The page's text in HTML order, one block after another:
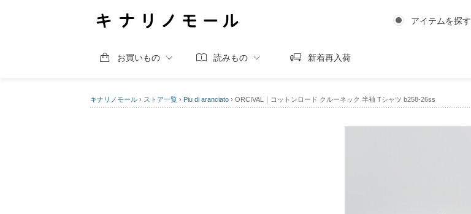
アイテムを探す
お買いもの 読みもの 新着再入荷
キナリノモール › ストア一覧 › Piu di aranciato › ORCIVAL｜コットンロード クルーネック 半袖 Tシャツ b258-26ss